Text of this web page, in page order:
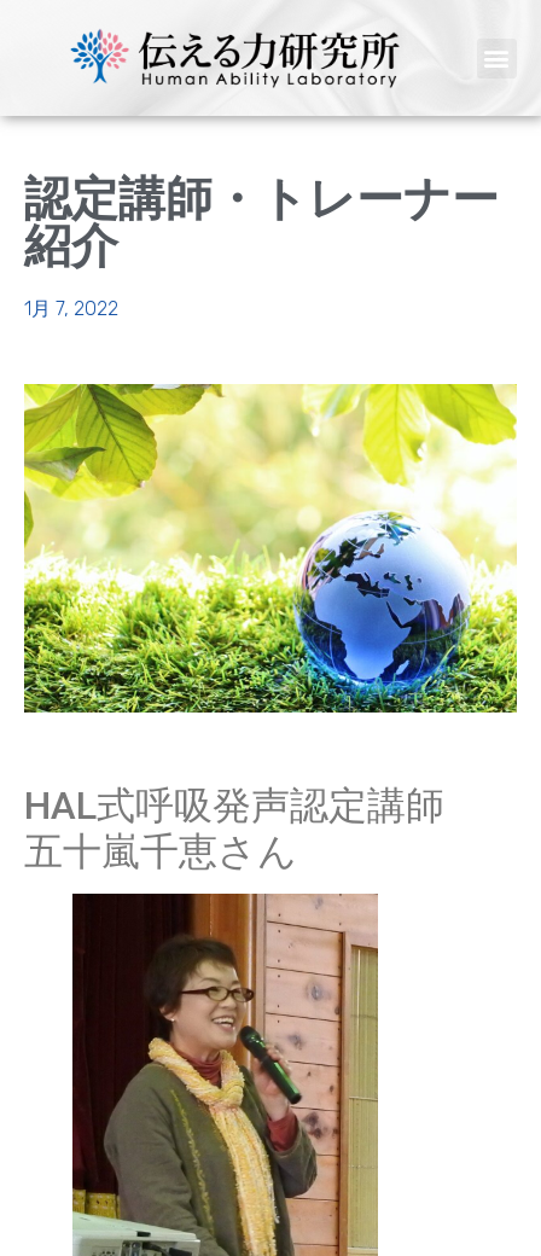
認定講師・トレーナー
紹介
1月 7, 2022
HAL式呼吸発声認定講師
五十嵐千恵さん